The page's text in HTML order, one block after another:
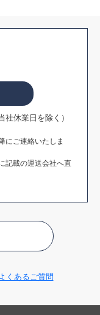
休業日を除く）
にご連絡いたしま
記載の運送会社へ直
よくあるご質問